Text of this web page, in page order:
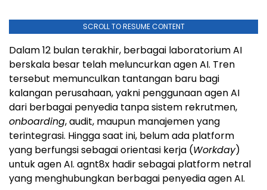
SCROLL TO RESUME CONTENT
Dalam 12 bulan terakhir, berbagai laboratorium AI
berskala besar telah meluncurkan agen AI. Tren
tersebut memunculkan tantangan baru bagi
kalangan perusahaan, yakni penggunaan agen AI
dari berbagai penyedia tanpa sistem rekrutmen,
onboarding, audit, maupun manajemen yang
terintegrasi. Hingga saat ini, belum ada platform
yang berfungsi sebagai orientasi kerja (Workday)
untuk agen AI. agnt8x hadir sebagai platform netral
yang menghubungkan berbagai penyedia agen AI.